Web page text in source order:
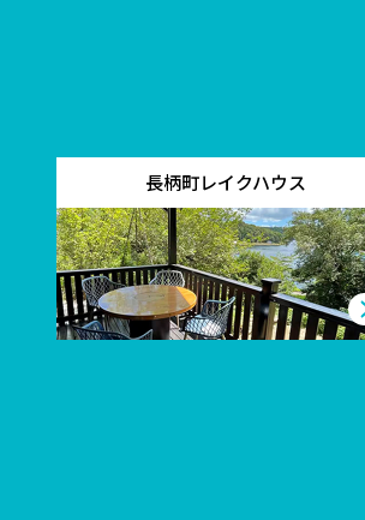
長柄町レイクハウス